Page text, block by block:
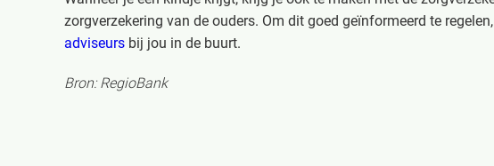
zorgverzekering van de ouders. Om dit goed geïnformeerd te
adviseurs bij jou in de buurt.
Bron: RegioBank